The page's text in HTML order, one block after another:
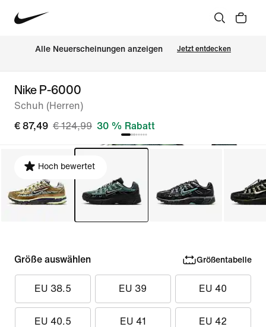
Alle Neuerscheinungen anzeigen Jetzt entdecken
Nike P-6000
Schuh (Herren)
€ 87,49 € 124,99 30 % Rabatt
Hoch bewertet
Größe auswählen Größentabelle
EU 38.5 EU 39 EU 40
EU 40.5 EU 41 EU 42